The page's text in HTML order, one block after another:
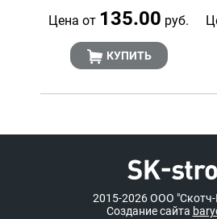
Цена от 135.00 руб.
КУПИТЬ
2015-2026ООО "Скотч-
Создание сайта